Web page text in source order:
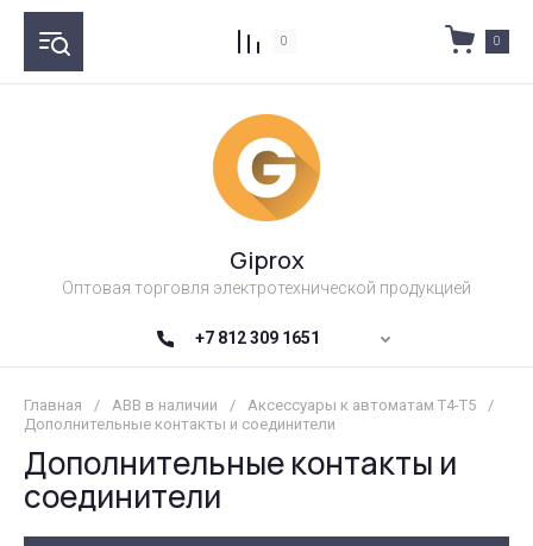
0 0
Giprox
Оптовая торговля электротехнической продукцией
+7 812 309 1651
Главная / ABB в наличии / Аксессуары к автоматам T4-T5
/
Дополнительные контакты и соединители
Дополнительные контакты и
соединители